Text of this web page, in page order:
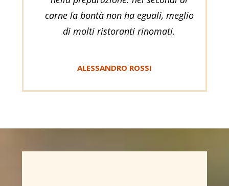
carne la bontà non ha eguali, meglio
di molti ristoranti rinomati.
ALESSANDRO ROSSI